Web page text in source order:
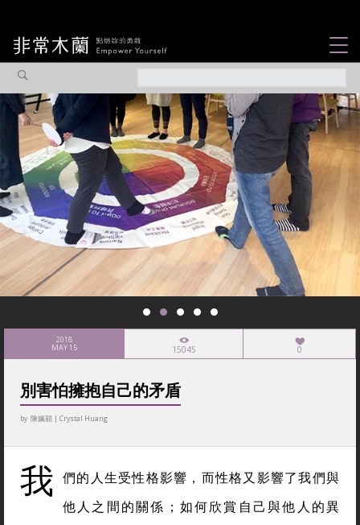
觀點專欄
焦點企劃
社會企業
認識我們
2018
MAY 15 15045 0
別害怕擁抱自己的矛盾
by 陳姵穎 | Crystal Huang
我 們的人生受性格影響，而性格又影響了我們與
他人之間的關係；如何欣賞自己與他人的異